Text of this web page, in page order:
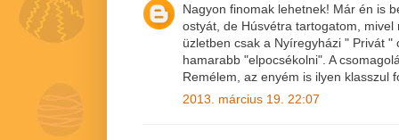
Nagyon finomak lehetnek! Már én is
ostyát, de Húsvétra tartogatom,
üzletben csak a Nyíregyházi " Privát
hamarabb "elpocsékolni". A
Remélem, az enyém is ilyen klasszul
2013. március 19. 22:07